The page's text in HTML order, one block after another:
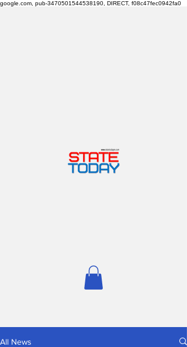
google.com, pub-3470501544538190, DIRECT, f08c47fec0942fa0
All News